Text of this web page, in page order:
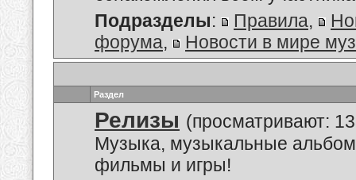
Подразделы: Правила,
форума, Новости в мире
Раздел
Релизы (просматривают:
Музыка, музыкальные
фильмы и игры!